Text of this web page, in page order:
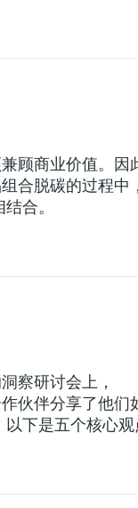
顾商业价值。因
组合脱碳的过程中
合。
察研讨会上，
作伙伴分享了他们
下是五个核心观